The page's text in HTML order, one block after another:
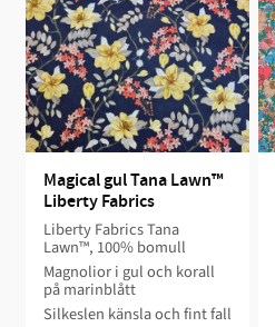
Magical gul Tana Lawn™
Liberty Fabrics
Liberty Fabrics Tana
Lawn™, 100% bomull
Magnolior i gul och korall
på marinblått
Silkeslen känsla och fint fall